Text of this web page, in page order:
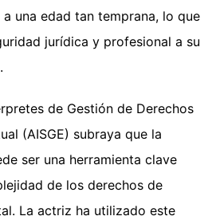
una edad tan temprana, lo que
jurídica y profesional a su
de Gestión de Derechos
(AISGE) subraya que la
ser una herramienta clave
de los derechos de
La actriz ha utilizado este